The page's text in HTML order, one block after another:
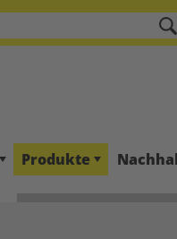
Produkte